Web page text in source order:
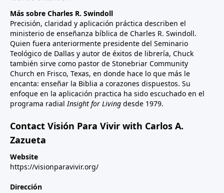
Más sobre Charles R. Swindoll
Precisión, claridad y aplicación práctica describen el
ministerio de enseñanza bíblica de Charles R. Swindoll.
Quien fuera anteriormente presidente del Seminario
Teológico de Dallas y autor de éxitos de librería, Chuck
también sirve como pastor de Stonebriar Community
Church en Frisco, Texas, en donde hace lo que más le
encanta: enseñar la Biblia a corazones dispuestos. Su
enfoque en la aplicación practica ha sido escuchado en el
programa radial Insight for Living desde 1979.
Contact Visión Para Vivir with Carlos A.
Zazueta
Website
https://visionparavivir.org/
Dirección